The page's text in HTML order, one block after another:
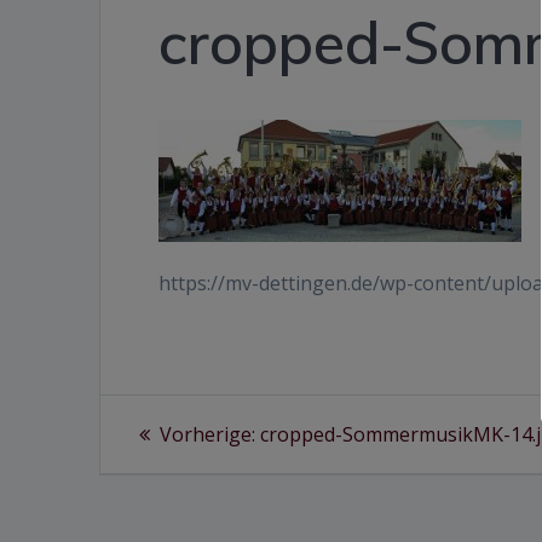
cropped-
https://mv-dettingen.de/wp-content/
Beitragsnavigation
Vorherige: Vorheriger
cropped-SommermusikMK-